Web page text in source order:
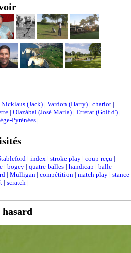
Nicklaus (Jack) | Vardon (Harry) | chariot |
| Olazábal (José Maria) | Etretat (Golf d') |
Pyrénées |
| index | stroke play | coup-reçu |
| bogey | quatre-balles | handicap | balle
| Mulligan | compétition | match play | stance
| scratch |